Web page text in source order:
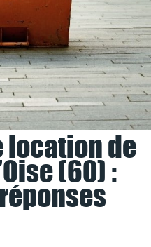
location de
(60) :